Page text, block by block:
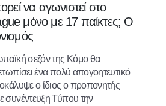
να αγωνιστεί στο
μόνο με 17 παίκτες; Ο
σεζόν της Κόμο θα
ένα πολύ απογοητευτικό
ο ίδιος ο προπονητής
Τύπου την